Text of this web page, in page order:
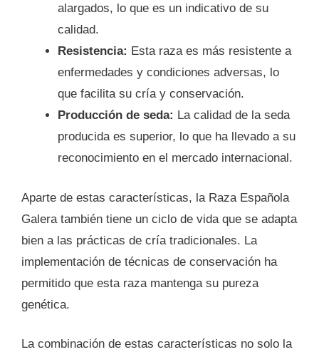
alargados, lo que es un indicativo de su
calidad.
Resistencia: Esta raza es más resistente a
enfermedades y condiciones adversas, lo
que facilita su cría y conservación.
Producción de seda: La calidad de la seda
producida es superior, lo que ha llevado a su
reconocimiento en el mercado internacional.
Aparte de estas características, la Raza Española
Galera también tiene un ciclo de vida que se adapta
bien a las prácticas de cría tradicionales. La
implementación de técnicas de conservación ha
permitido que esta raza mantenga su pureza
genética.
La combinación de estas características no solo la